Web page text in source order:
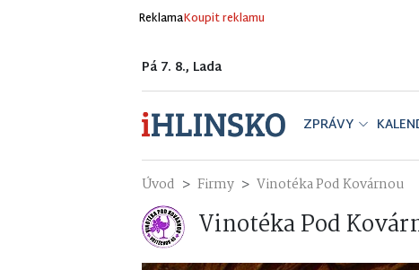
ReklamaKoupit reklamu
Pá 7. 8., Lada
ZPRÁVY
Úvod Firmy Vinotéka Pod Kovárnou
Vinotéka Pod